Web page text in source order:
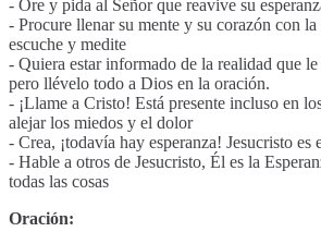
- Ore y pida al Señor que reavive su
- Procure llenar su mente y su corazón con
escuche y medite
- Quiera estar informado de la realidad que
pero llévelo todo a Dios en la oración.
- ¡Llame a Cristo! Está presente incluso en
alejar los miedos y el dolor
- Crea, ¡todavía hay esperanza! Jesucristo es
- Hable a otros de Jesucristo, Él es la
todas las cosas
Oración: